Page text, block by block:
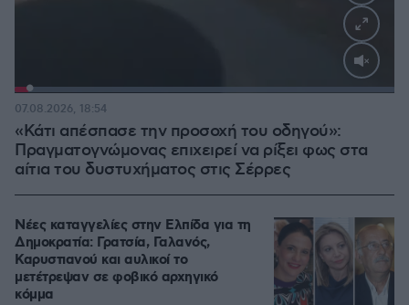
Loaded:
«Κάτι απέσπασε την προσοχή του οδηγού»:
Πραγματογνώμονας επιχειρεί να ρίξει φως στα
αίτια του δυστυχήματος στις Σέρρες
07.08.2026, 18:54
Νέες καταγγελίες στην Ελπίδα για τη
Δημοκρατία: Γρατσία, Γαλανός,
Καρυστιανού και αυλικοί το
μετέτρεψαν σε φοβικό αρχηγικό
κόμμα